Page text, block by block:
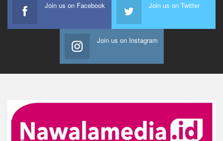
Join us on Facebook Join us on Twitter
Join us on Instagram